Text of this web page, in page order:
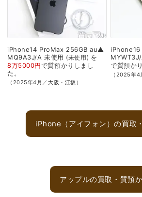
iPhone14 ProMax 256GB au▲
MQ9A3J/A 未使用 未使用
を
8万5000円で質預かり しまし
た。
（2025年4月／大阪・江坂）
iPhone16
で質預かり
（2025年4
iPhone（アイフォン）の買取
アップルの買取・質預